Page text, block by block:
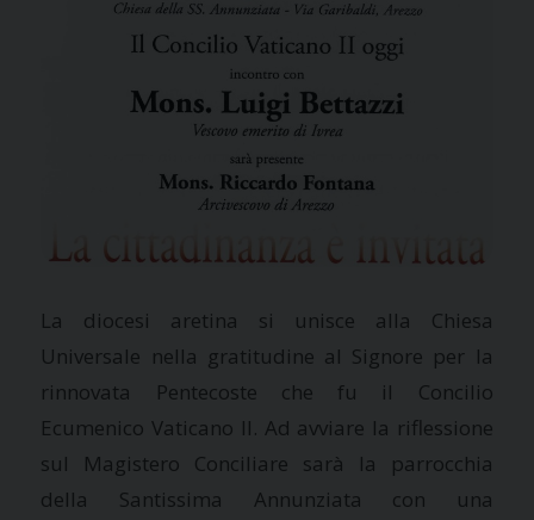
La diocesi aretina si unisce alla Chiesa
Universale nella gratitudine al Signore per la
rinnovata Pentecoste che fu il Concilio
Ecumenico Vaticano II. Ad avviare la riflessione
sul Magistero Conciliare sarà la parrocchia
della Santissima Annunziata con una